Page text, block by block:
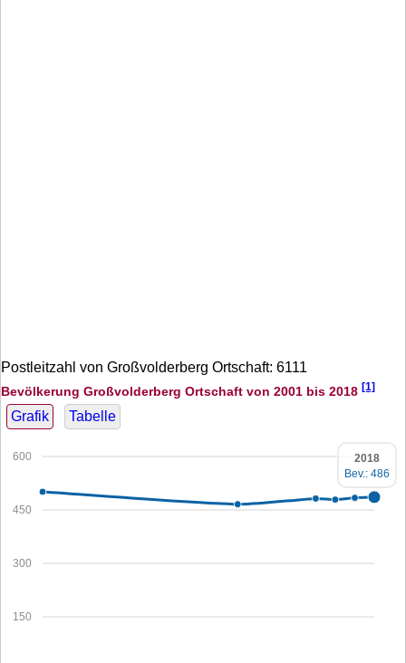
Postleitzahl von Großvolderberg Ortschaft: 6111
Bevölkerung Großvolderberg Ortschaft von 2001 bis 2018 [1]
Grafik Tabelle
150
300
450
600
2018
Bev.: 486